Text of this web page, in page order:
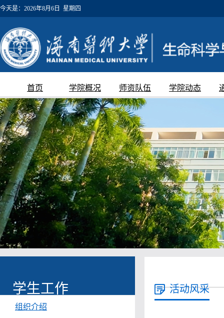
今天是： 2026年8月6日 星期四
首页 学院概况 师资队伍 学院动态
学生工作
组织介绍
活动风采